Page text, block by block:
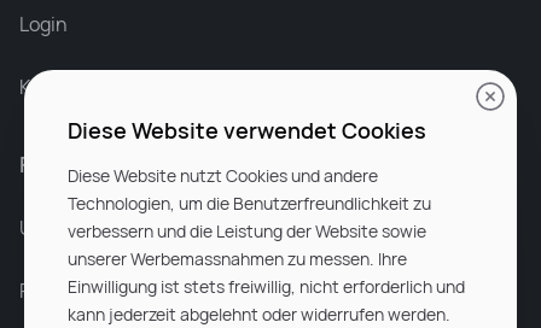
Login
Karriere bei Rocken
Für Unternehmen
Unsere Dienstleistungen
Partnerunternehmen
Diese Website verwendet Cookies
Diese Website nutzt Cookies und andere
Technologien, um die Benutzerfreundlichkeit zu
verbessern und die Leistung der Website sowie
unserer Werbemassnahmen zu messen. Ihre
Einwilligung ist stets freiwillig, nicht erforderlich und
kann jederzeit abgelehnt oder widerrufen werden.